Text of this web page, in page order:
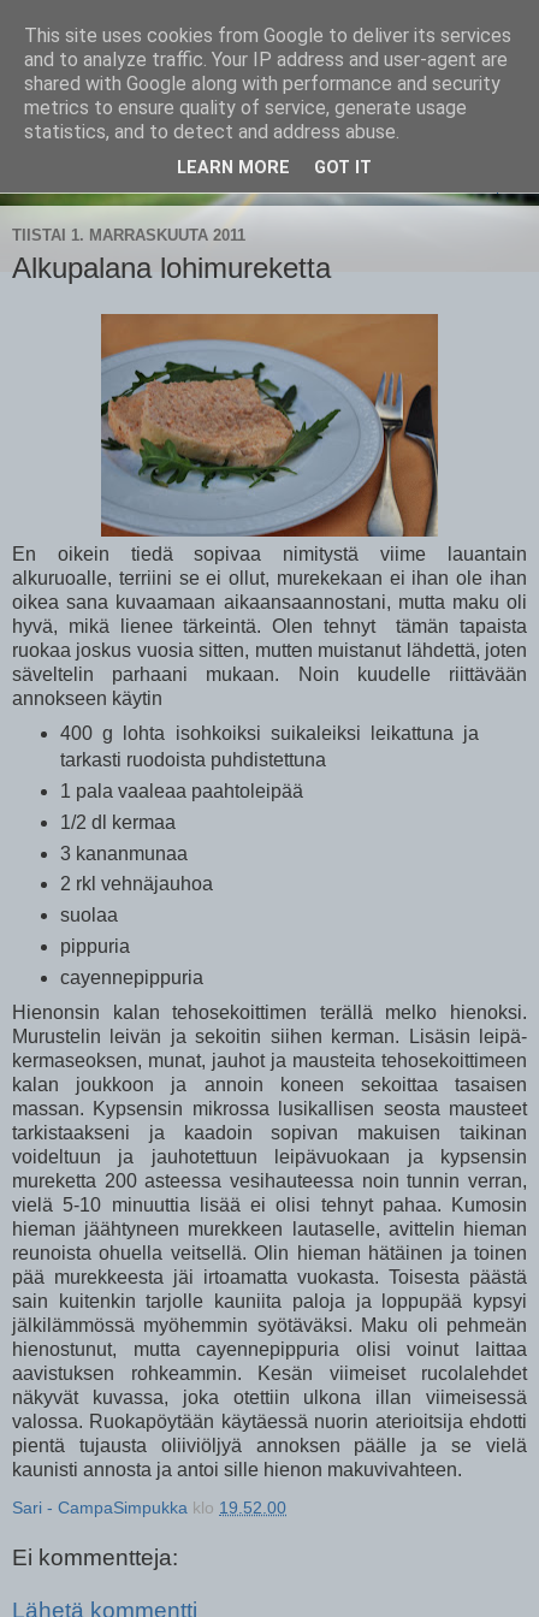
CampaSimpukka
kammen- ja kauhanpyöritystä
TIISTAI 1. MARRASKUUTA 2011
Alkupalana lohimureketta
En oikein tiedä sopivaa nimitystä viime lauantain
alkuruoalle, terriini se ei ollut, murekekaan ei ihan ole ihan
oikea sana kuvaamaan aikaansaannostani, mutta maku oli
hyvä, mikä lienee tärkeintä. Olen tehnyt tämän tapaista
ruokaa joskus vuosia sitten, mutten muistanut lähdettä, joten
säveltelin parhaani mukaan. Noin kuudelle riittävään
annokseen käytin
400 g lohta isohkoiksi suikaleiksi leikattuna ja
tarkasti ruodoista puhdistettuna
1 pala vaaleaa paahtoleipää
1/2 dl kermaa
3 kananmunaa
2 rkl vehnäjauhoa
suolaa
pippuria
cayennepippuria
Hienonsin kalan tehosekoittimen terällä melko hienoksi.
Murustelin leivän ja sekoitin siihen kerman. Lisäsin leipä-
kermaseoksen, munat, jauhot ja mausteita tehosekoittimeen
kalan joukkoon ja annoin koneen sekoittaa tasaisen
massan. Kypsensin mikrossa lusikallisen seosta mausteet
tarkistaakseni ja kaadoin sopivan makuisen taikinan
voideltuun ja jauhotettuun leipävuokaan ja kypsensin
mureketta 200 asteessa vesihauteessa noin tunnin verran,
vielä 5-10 minuuttia lisää ei olisi tehnyt pahaa. Kumosin
hieman jäähtyneen murekkeen lautaselle, avittelin hieman
reunoista ohuella veitsellä. Olin hieman hätäinen ja toinen
pää murekkeesta jäi irtoamatta vuokasta. Toisesta päästä
sain kuitenkin tarjolle kauniita paloja ja loppupää kypsyi
jälkilämmössä myöhemmin syötäväksi. Maku oli pehmeän
hienostunut, mutta cayennepippuria olisi voinut laittaa
aavistuksen rohkeammin. Kesän viimeiset rucolalehdet
näkyvät kuvassa, joka otettiin ulkona illan viimeisessä
valossa. Ruokapöytään käytäessä nuorin aterioitsija ehdotti
pientä tujausta oliiviöljyä annoksen päälle ja se vielä
kaunisti annosta ja antoi sille hienon makuvivahteen.
Sari - CampaSimpukka klo 19.52.00
Ei kommentteja:
Lähetä kommentti
This site uses cookies from Google to deliver its services
and to analyze traffic. Your IP address and user-agent are
shared with Google along with performance and security
metrics to ensure quality of service, generate usage
statistics, and to detect and address abuse.
LEARN MORE GOT IT